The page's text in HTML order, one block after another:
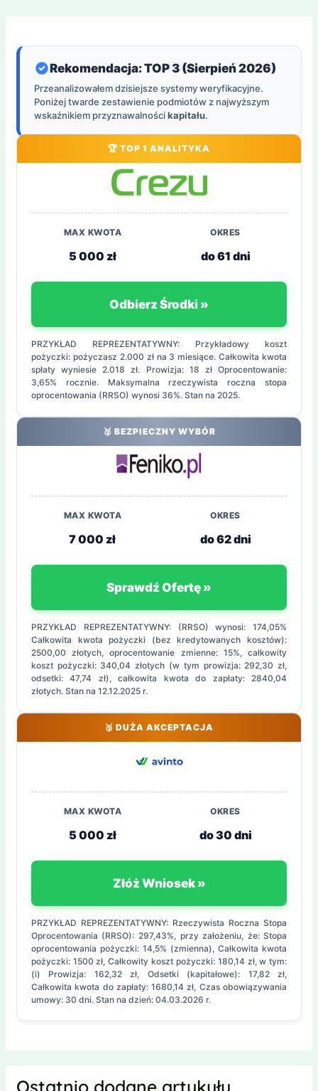
Rekomendacja: TOP 3 (Sierpień 2026)
Przeanalizowałem dzisiejsze systemy weryfikacyjne.
Poniżej twarde zestawienie podmiotów z najwyższym
wskaźnikiem przyznawalnościkapitału.
🏆 TOP 1 ANALITYKA
MAX KWOTA
5 000 zł
OKRES
do 61 dni
Odbierz Środki »
PRZYKŁAD REPREZENTATYWNY: Przykładowy koszt
pożyczki: pożyczasz 2.000 zł na 3 miesiące. Całkowita kwota
spłaty wyniesie 2.018 zł. Prowizja: 18 zł Oprocentowanie:
3,65% rocznie. Maksymalna rzeczywista roczna stopa
oprocentowania (RRSO) wynosi 36%. Stan na 2025.
🥈 BEZPIECZNY WYBÓR
MAX KWOTA
7 000 zł
OKRES
do 62 dni
Sprawdź Ofertę »
PRZYKŁAD REPREZENTATYWNY: (RRSO) wynosi: 174,05%
Całkowita kwota pożyczki (bez kredytowanych kosztów):
2500,00 złotych, oprocentowanie zmienne: 15%, całkowity
koszt pożyczki: 340,04 złotych (w tym prowizja: 292,30 zł,
odsetki: 47,74 zł), całkowita kwota do zapłaty: 2840,04
złotych. Stan na 12.12.2025 r.
🥉 DUŻA AKCEPTACJA
MAX KWOTA
5 000 zł
OKRES
do 30 dni
Złóż Wniosek »
PRZYKŁAD REPREZENTATYWNY: Rzeczywista Roczna Stopa
Oprocentowania (RRSO): 297,43%, przy założeniu, że: Stopa
oprocentowania pożyczki: 14,5% (zmienna), Całkowita kwota
pożyczki: 1500 zł, Całkowity koszt pożyczki: 180,14 zł, w tym:
(i) Prowizja: 162,32 zł, Odsetki (kapitałowe): 17,82 zł,
Całkowita kwota do zapłaty: 1680,14 zł, Czas obowiązywania
umowy: 30 dni. Stan na dzień: 04.03.2026 r.